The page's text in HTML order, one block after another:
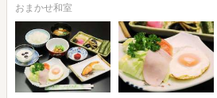
おまかせ和室